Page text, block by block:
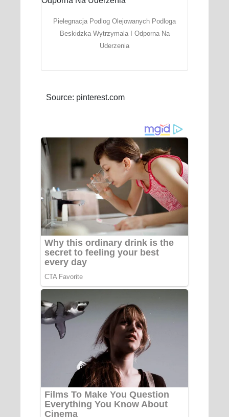
Pielegnacja Podlog Olejowanych Podloga
Beskidzka Wytrzymala I Odporna Na
Uderzenia
Source: pinterest.com